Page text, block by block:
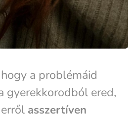
a problémáid
gyerekkorodból ered,
erről asszertíven